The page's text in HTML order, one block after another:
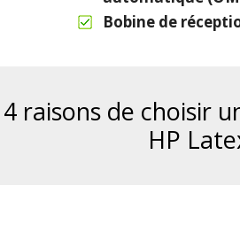
Bobine de
4 raisons de choisir
HP